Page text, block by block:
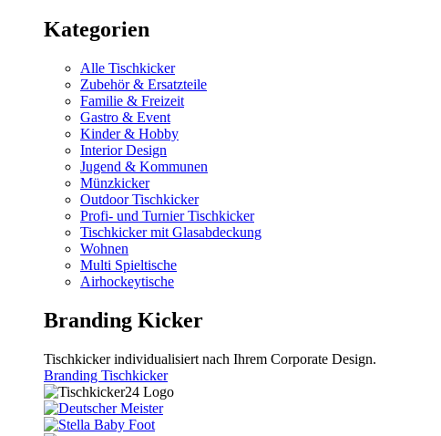
Kategorien
Alle Tischkicker
Zubehör & Ersatzteile
Familie & Freizeit
Gastro & Event
Kinder & Hobby
Interior Design
Jugend & Kommunen
Münzkicker
Outdoor Tischkicker
Profi- und Turnier Tischkicker
Tischkicker mit Glasabdeckung
Wohnen
Multi Spieltische
Airhockeytische
Branding Kicker
Tischkicker individualisiert nach Ihrem Corporate Design.
Branding Tischkicker